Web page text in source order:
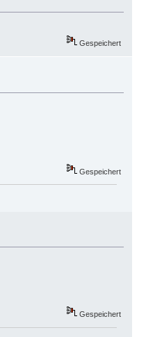
Gespeichert
Gespeichert
Gespeichert